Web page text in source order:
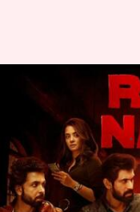
రానా
నాయుడు
వ్రాసిన వారు Sriram Pranateja
ఈ వార్తాకథనం ఏంటి